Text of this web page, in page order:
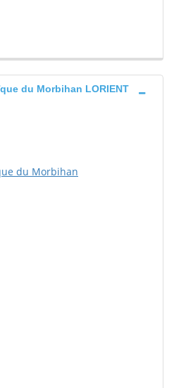
du Morbihan LORIENT
du Morbihan